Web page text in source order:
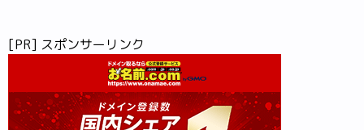
[PR] スポンサーリンク